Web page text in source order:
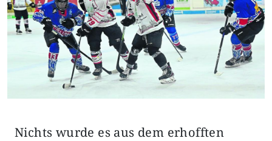
Nichts wurde es aus dem erhofften